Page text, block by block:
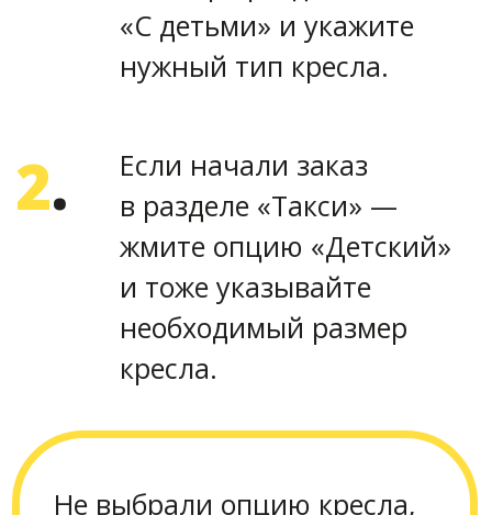
«Чем отличаются
водители вдетском
тарифе?»